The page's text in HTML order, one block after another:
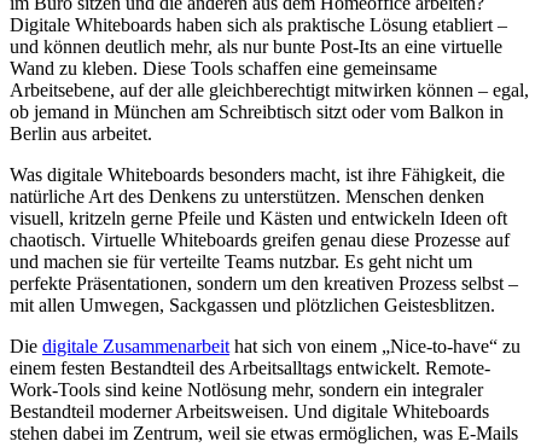
Digitale Whiteboards haben sich als praktische Lösung etabliert –
und können deutlich mehr, als nur bunte Post-Its an eine virtuelle
Wand zu kleben. Diese Tools schaffen eine gemeinsame
Arbeitsebene, auf der alle gleichberechtigt mitwirken können – egal,
ob jemand in München am Schreibtisch sitzt oder vom Balkon in
Berlin aus arbeitet.
Was digitale Whiteboards besonders macht, ist ihre Fähigkeit, die
natürliche Art des Denkens zu unterstützen. Menschen denken
visuell, kritzeln gerne Pfeile und Kästen und entwickeln Ideen oft
chaotisch. Virtuelle Whiteboards greifen genau diese Prozesse auf
und machen sie für verteilte Teams nutzbar. Es geht nicht um
perfekte Präsentationen, sondern um den kreativen Prozess selbst –
mit allen Umwegen, Sackgassen und plötzlichen Geistesblitzen.
Die digitale Zusammenarbeithat sich von einem „Nice-to-have“ zu
einem festen Bestandteil des Arbeitsalltags entwickelt. Remote-
Work-Tools sind keine Notlösung mehr, sondern ein integraler
Bestandteil moderner Arbeitsweisen. Und digitale Whiteboards
stehen dabei im Zentrum, weil sie etwas ermöglichen, was E-Mails